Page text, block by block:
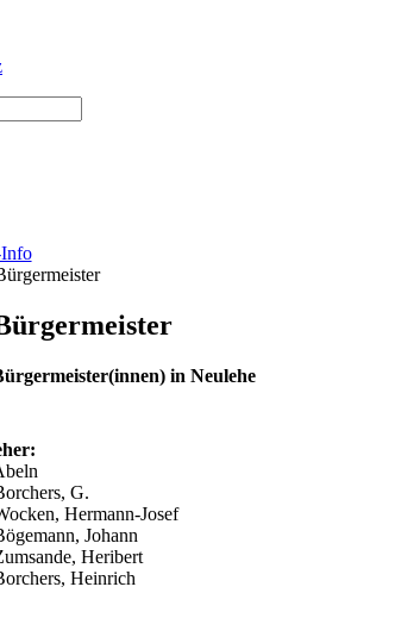
in Neulehe
G.
Hermann-Josef
Johann
Heribert
Heinrich